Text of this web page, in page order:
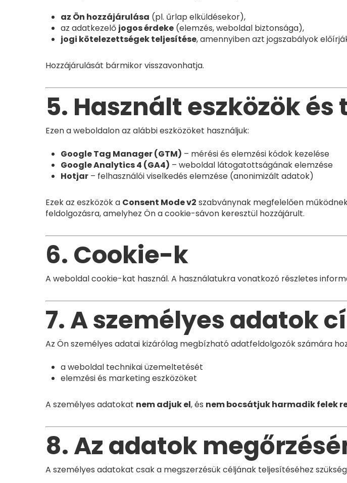
az Ön hozzájárulása (pl. űrlap elküldésekor),
az adatkezelő jogos érdeke (elemzés, weboldal biztonsága),
jogi kötelezettségek teljesítése, amennyiben azt jogszabályok
Hozzájárulását bármikor visszavonhatja.
5. Használt eszközök
Ezen a weboldalon az alábbi eszközöket használjuk:
Google Tag Manager (GTM) – mérési és elemzési kódok kezelése
Google Analytics 4 (GA4) – weboldal látogatottságának elemzése
Hotjar – felhasználói viselkedés elemzése (anonimizált adatok)
Ezek az eszközök a Consent Mode v2 szabványnak megfelelően
feldolgozásra, amelyhez Ön a cookie-sávon keresztül hozzájárult.
6. Cookie-k
A weboldal cookie-kat használ. A használatukra vonatkozó részletes
7. A személyes adatok
Az Ön személyes adatai kizárólag megbízható adatfeldolgozók számára
a weboldal technikai üzemeltetését
elemzési és marketing eszközöket
A személyes adatokat nem adjuk el, és nem bocsátjuk harmadik felek
8. Az adatok
A személyes adatokat csak a megszerzésük céljának teljesítéséhez